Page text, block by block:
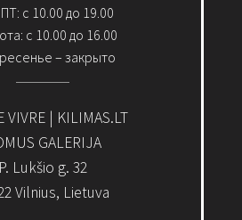
с 10.00 до 19.00
с 10.00 до 16.00
– закрыто
VIVRE | KILIMAS.LT
GALERIJA
P. Lukšio g. 32
Vilnius, Lietuva